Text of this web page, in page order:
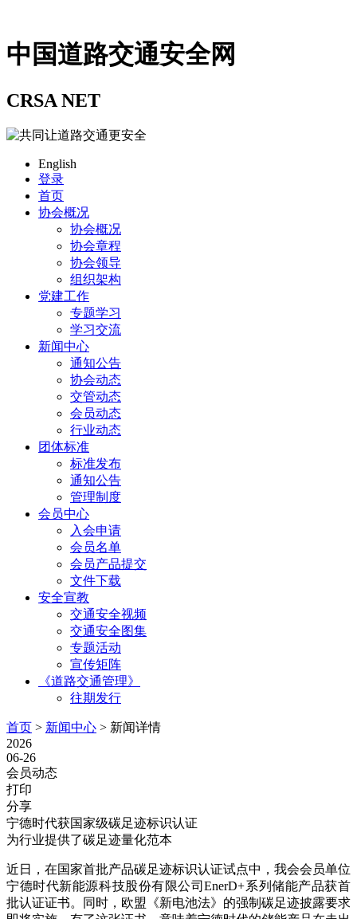
中国道路交通安全网
CRSA NET
English
登录
首页
协会概况
协会概况
协会章程
协会领导
组织架构
党建工作
专题学习
学习交流
新闻中心
通知公告
协会动态
交管动态
会员动态
行业动态
团体标准
标准发布
通知公告
管理制度
会员中心
入会申请
会员名单
会员产品提交
文件下载
安全宣教
交通安全视频
交通安全图集
专题活动
宣传矩阵
《道路交通管理》
往期发行
首页 > 新闻中心 > 新闻详情
2026
06-26
会员动态
打印
分享
宁德时代获国家级碳足迹标识认证
为行业提供了碳足迹量化范本
近日，在国家首批产品碳足迹标识认证试点中，我会会员单位
宁德时代新能源科技股份有限公司EnerD+系列储能产品获首
批认证证书。同时，欧盟《新电池法》的强制碳足迹披露要求